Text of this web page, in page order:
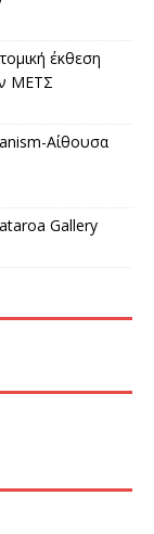
έκθεση
ΜΕΤΣ
Αίθουσα
Gallery